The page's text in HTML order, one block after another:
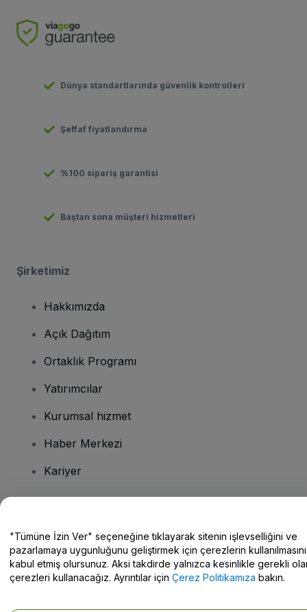
Dünya standartlarında güvenlik kontrolleri
Şeffaf fiyatlandırma
%100 sipariş garantisi
Baştan sona müşteri hizmetleri
Şirketimiz
Hakkımızda
Açık Dağıtım
Ortaklık Programı
Yatırımcılar
Kurumsal hizmet
Haber Merkezi
Kariyer
Yardım Merkezi / Bize Ulaşın
"Tümüne İzin Ver" seçeneğine tıklayarak sitenin işlevselliğini ve
pazarlamaya uygunluğunu geliştirmek için çerezlerin kullanılmasını
kabul etmiş olursunuz. Aksi takdirde yalnızca kesinlikle gerekli
çerezleri kullanacağız. Ayrıntılar için Çerez Politikamıza bakın.